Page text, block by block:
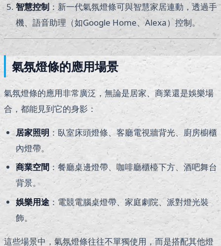
智慧控制 ：新一代氣氛燈條可與智慧家居連動，透過手
機、語音助理（如Google Home、Alexa）控制。
氣氛燈條的應用場景
氣氛燈條的應用非常廣泛，無論是居家、商業還是娛樂場
合，都能見到它的身影：
居家照明 ：臥室床頭燈條、客廳電視牆背光、廚房櫥櫃
內燈帶。
商業空間 ：餐廳桌邊燈帶、咖啡廳櫃檯下方、酒吧舞台
背景。
娛樂用途：電競電腦桌燈帶、家庭劇院、派對燈光裝
飾。
這些場景中，氣氛燈條往往不單獨使用，而是搭配其他燈